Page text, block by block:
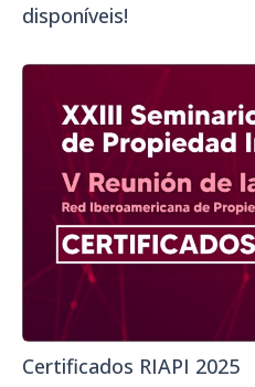
disponíveis!
Certificados RIAPI 2025